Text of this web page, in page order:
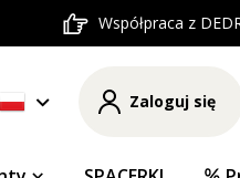
Współpraca z
Zaloguj się